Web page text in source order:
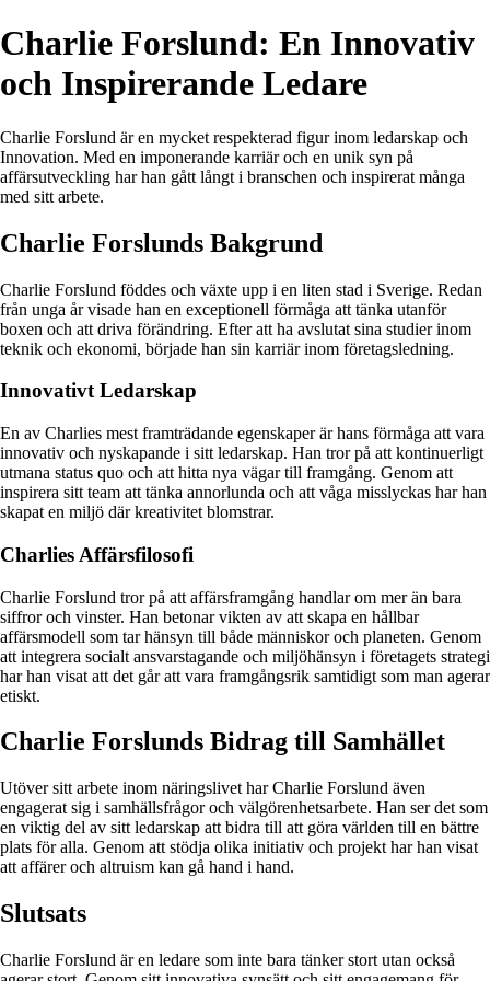
Charlie Forslund: En Innovativ
och Inspirerande Ledare
Charlie Forslund är en mycket respekterad figur inom ledarskap och
Innovation. Med en imponerande karriär och en unik syn på
affärsutveckling har han gått långt i branschen och inspirerat många
med sitt arbete.
Charlie Forslunds Bakgrund
Charlie Forslund föddes och växte upp i en liten stad i Sverige. Redan
från unga år visade han en exceptionell förmåga att tänka utanför
boxen och att driva förändring. Efter att ha avslutat sina studier inom
teknik och ekonomi, började han sin karriär inom företagsledning.
Innovativt Ledarskap
En av Charlies mest framträdande egenskaper är hans förmåga att vara
innovativ och nyskapande i sitt ledarskap. Han tror på att kontinuerligt
utmana status quo och att hitta nya vägar till framgång. Genom att
inspirera sitt team att tänka annorlunda och att våga misslyckas har han
skapat en miljö där kreativitet blomstrar.
Charlies Affärsfilosofi
Charlie Forslund tror på att affärsframgång handlar om mer än bara
siffror och vinster. Han betonar vikten av att skapa en hållbar
affärsmodell som tar hänsyn till både människor och planeten. Genom
att integrera socialt ansvarstagande och miljöhänsyn i företagets strategi
har han visat att det går att vara framgångsrik samtidigt som man agerar
etiskt.
Charlie Forslunds Bidrag till Samhället
Utöver sitt arbete inom näringslivet har Charlie Forslund även
engagerat sig i samhällsfrågor och välgörenhetsarbete. Han ser det som
en viktig del av sitt ledarskap att bidra till att göra världen till en bättre
plats för alla. Genom att stödja olika initiativ och projekt har han visat
att affärer och altruism kan gå hand i hand.
Slutsats
Charlie Forslund är en ledare som inte bara tänker stort utan också